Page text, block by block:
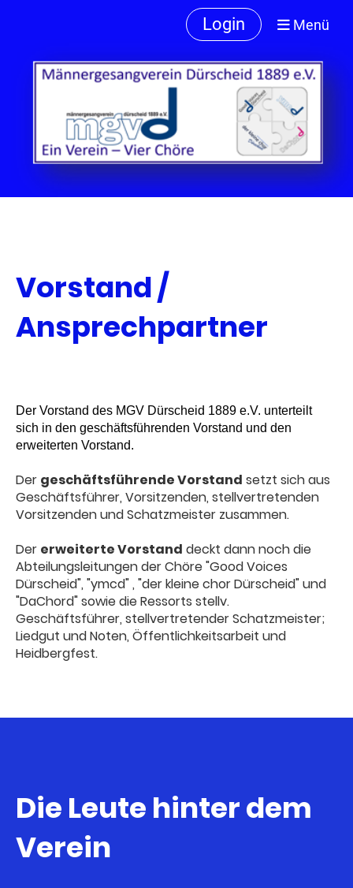
Login Menü
Vorstand /
Ansprechpartner
Der Vorstand des MGV Dürscheid 1889 e.V. unterteilt
sich in den geschäftsführenden Vorstand und den
erweiterten Vorstand.
Der geschäftsführende Vorstand setzt sich aus
Geschäftsführer, Vorsitzenden, stellvertretenden
Vorsitzenden und Schatzmeister zusammen.
Der erweiterte Vorstand deckt dann noch die
Abteilungsleitungen der Chöre "Good Voices
Dürscheid", "ymcd" , "der kleine chor Dürscheid" und
"DaChord" sowie die Ressorts stellv.
Geschäftsführer, stellvertretender Schatzmeister;
Liedgut und Noten, Öffentlichkeitsarbeit und
Heidbergfest.
Die Leute hinter dem
Verein